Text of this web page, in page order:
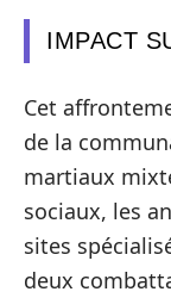
IMPACT
Cet
de la
martiaux
sociaux, les
sites
deux